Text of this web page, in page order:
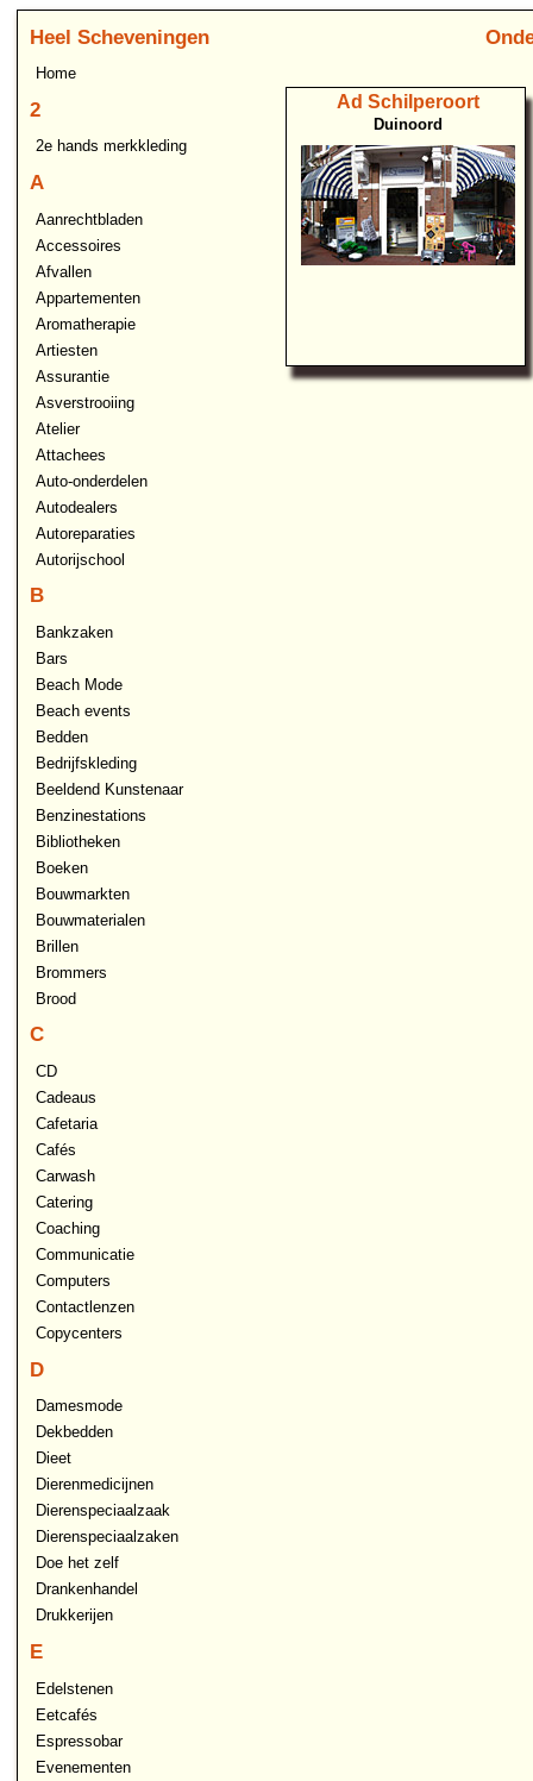
Heel Scheveningen
Home
2
2e hands merkkleding
A
Aanrechtbladen
Accessoires
Afvallen
Appartementen
Aromatherapie
Artiesten
Assurantie
Asverstrooiing
Atelier
Attachees
Auto-onderdelen
Autodealers
Autoreparaties
Autorijschool
B
Bankzaken
Bars
Beach Mode
Beach events
Bedden
Bedrijfskleding
Beeldend Kunstenaar
Benzinestations
Bibliotheken
Boeken
Bouwmarkten
Bouwmaterialen
Brillen
Brommers
Brood
C
CD
Cadeaus
Cafetaria
Cafés
Carwash
Catering
Coaching
Communicatie
Computers
Contactlenzen
Copycenters
D
Damesmode
Dekbedden
Dieet
Dierenmedicijnen
Dierenspeciaalzaak
Dierenspeciaalzaken
Doe het zelf
Drankenhandel
Drukkerijen
E
Edelstenen
Eetcafés
Espressobar
Evenementen
Ad Schilperoort
Duinoord